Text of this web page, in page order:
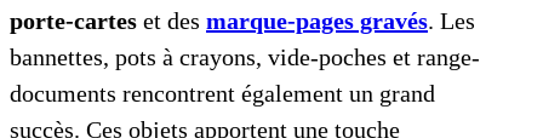
porte-cartes et des marque-pages gravés. Les
bannettes, pots à crayons, vide-poches et range-
documents rencontrent également un grand
succès. Ces objets apportent une touche